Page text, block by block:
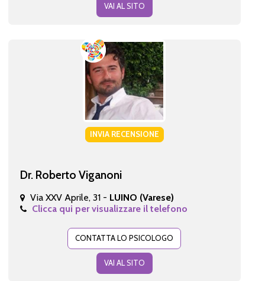
VAI AL SITO
INVIA RECENSIONE
Dr. Roberto Viganoni
Via XXV Aprile, 31 - LUINO (Varese)
Clicca qui per visualizzare il telefono
CONTATTA LO PSICOLOGO
VAI AL SITO